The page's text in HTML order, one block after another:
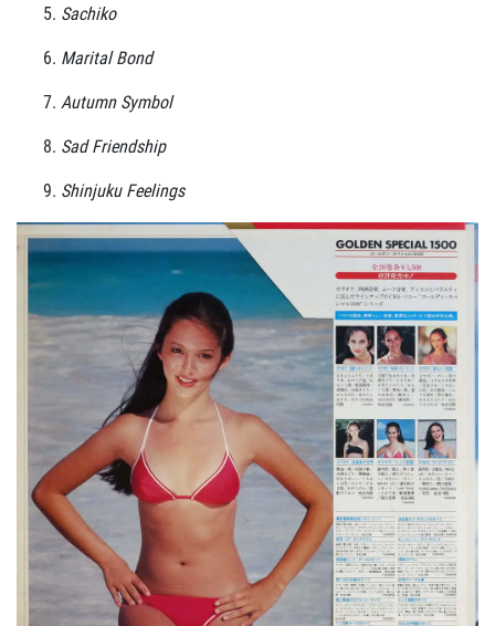
Sachiko
Marital Bond
Autumn Symbol
Sad Friendship
Shinjuku Feelings